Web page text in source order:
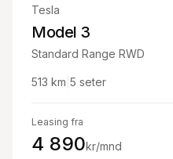
Tesla
Model 3
Standard Range RWD
513 km 5 seter
Leasing fra
4 890kr/mnd